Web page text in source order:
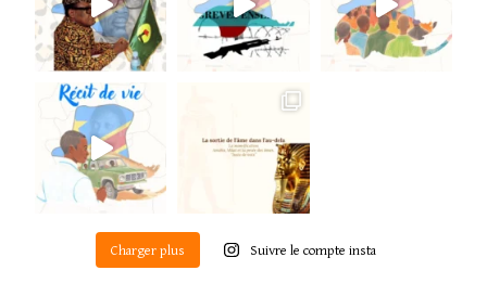
Charger plus Suivre le compte insta